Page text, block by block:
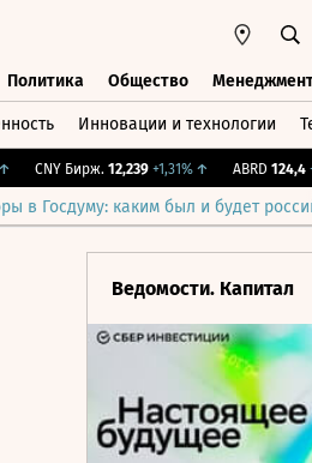
Политика Общество
Инновации и технологии
CNY Бирж. 12,239 +1,31%↑ ABRD 124,4
в Госдуму: каким был и будет
Ведомости. Капитал